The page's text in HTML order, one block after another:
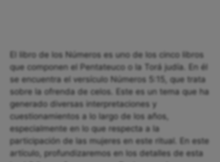
El libro de los Números es uno de los cinco libros
que componen el Pentateuco o la Torá judía. En él
se encuentra el versículo Números 5:15, que trata
sobre la ofrenda de celos. Este es un tema que ha
generado diversas interpretaciones y
cuestionamientos a lo largo de los años,
especialmente en lo que respecta a la
participación de las mujeres en este ritual. En este
artículo, profundizaremos en los detalles de esta